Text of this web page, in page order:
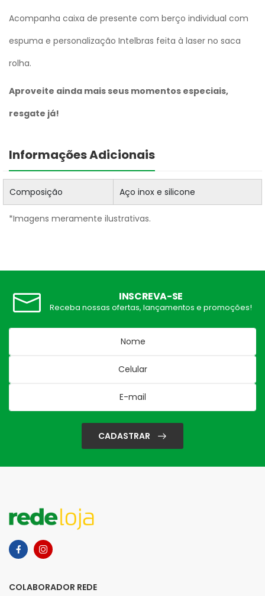
Acompanha caixa de presente com berço individual com
espuma e personalização Intelbras feita à laser no saca
rolha.
Aproveite ainda mais seus momentos especiais,
resgate já!
Informações Adicionais
Composição Aço inox e silicone
*Imagens meramente ilustrativas.
INSCREVA-SE
Receba nossas ofertas, lançamentos e promoções!
CADASTRAR
COLABORADOR REDE